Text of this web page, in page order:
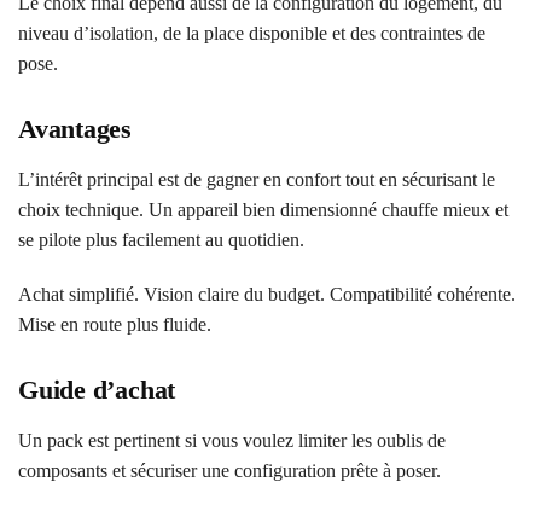
niveau d’isolation, de la place disponible et des contraintes de
pose.
Avantages
L’intérêt principal est de gagner en confort tout en sécurisant le
choix technique. Un appareil bien dimensionné chauffe mieux et
se pilote plus facilement au quotidien.
Achat simplifié. Vision claire du budget. Compatibilité cohérente.
Mise en route plus fluide.
Guide d’achat
Un pack est pertinent si vous voulez limiter les oublis de
composants et sécuriser une configuration prête à poser.